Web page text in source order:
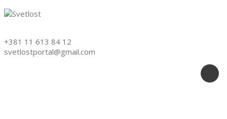
+381 11 613 84 12
svetlostportal@gmail.com